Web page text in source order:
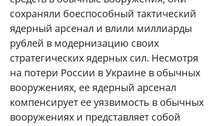
сохраняли боеспособный тактический
ядерный арсенал и влили миллиарды
рублей в модернизацию своих
стратегических ядерных сил. Несмотря
на потери России в Украине в обычных
вооружениях, ее ядерный арсенал
компенсирует ее уязвимость в обычных
вооружениях и представляет собой